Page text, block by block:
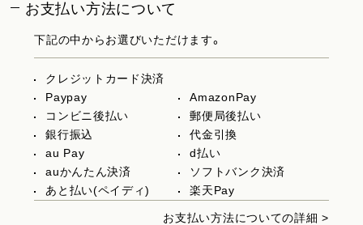
お支払い方法について
下記の中からお選びいただけます。
クレジットカード決済
Paypay
AmazonPay
コンビニ後払い
郵便局後払い
銀行振込
代金引換
au Pay
d払い
auかんたん決済
ソフトバンク決済
あと払い(ペイディ)
楽天Pay
お支払い方法についての詳細 >